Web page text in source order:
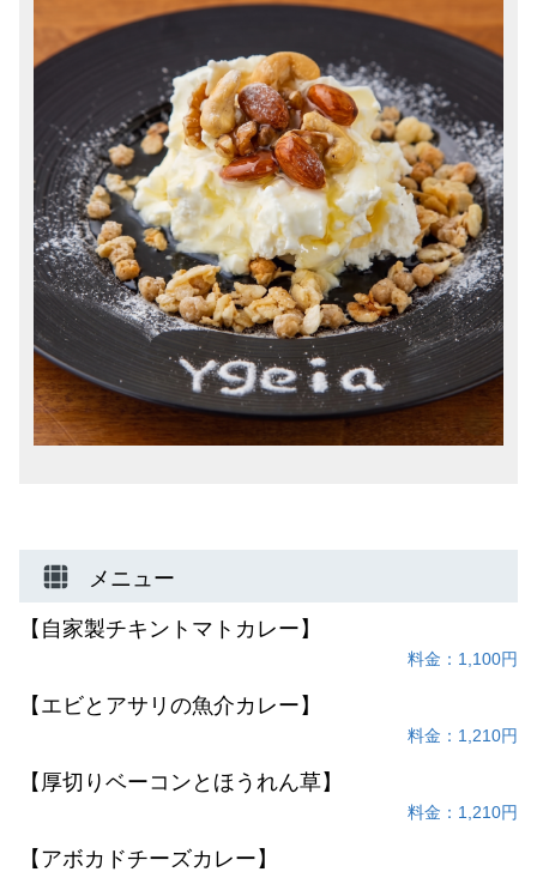
メニュー
【自家製チキントマトカレー】
料金：1,100円
【エビとアサリの魚介カレー】
料金：1,210円
【厚切りベーコンとほうれん草】
料金：1,210円
【アボカドチーズカレー】